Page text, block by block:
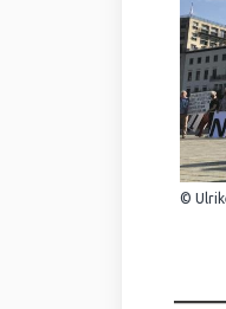
©